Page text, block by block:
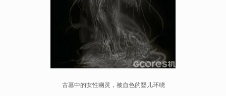
古墓中的女性幽灵，被血色的婴儿环绕